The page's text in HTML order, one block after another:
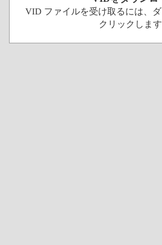
VID ファイルを受け取るには、
クリックします